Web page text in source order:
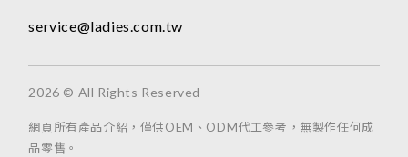
service@ladies.com.tw
2026 © All Rights Reserved
網頁所有產品介紹，僅供OEM、ODM代工參考，無製作任何成
品零售。